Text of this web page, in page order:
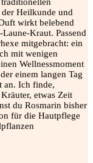
Heilkunde und
wirkt belebend
Kraut. Passend
mitgebracht: ein
mit wenigen
Wellnessmoment
einem langen Tag
an. Ich finde,
etwas Zeit
du Rosmarin bisher
für die Hautpflege